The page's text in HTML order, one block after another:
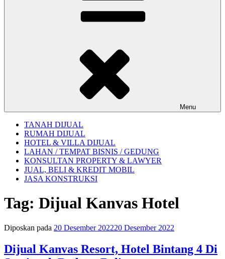
Menu
TANAH DIJUAL
RUMAH DIJUAL
HOTEL & VILLA DIJUAL
LAHAN / TEMPAT BISNIS / GEDUNG
KONSULTAN PROPERTY & LAWYER
JUAL, BELI & KREDIT MOBIL
JASA KONSTRUKSI
Tag: Dijual Kanvas Hotel
Diposkan pada 20 Desember 202220 Desember 2022
Dijual Kanvas Resort, Hotel Bintang 4 Di